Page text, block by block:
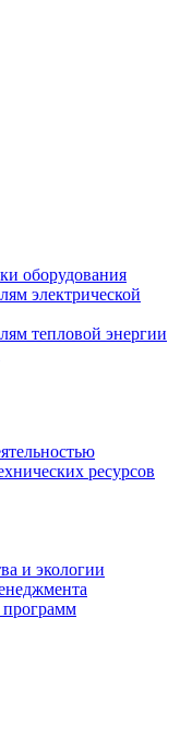
оборудования
электрической
тепловой энергии
ресурсов
и экологии
программ